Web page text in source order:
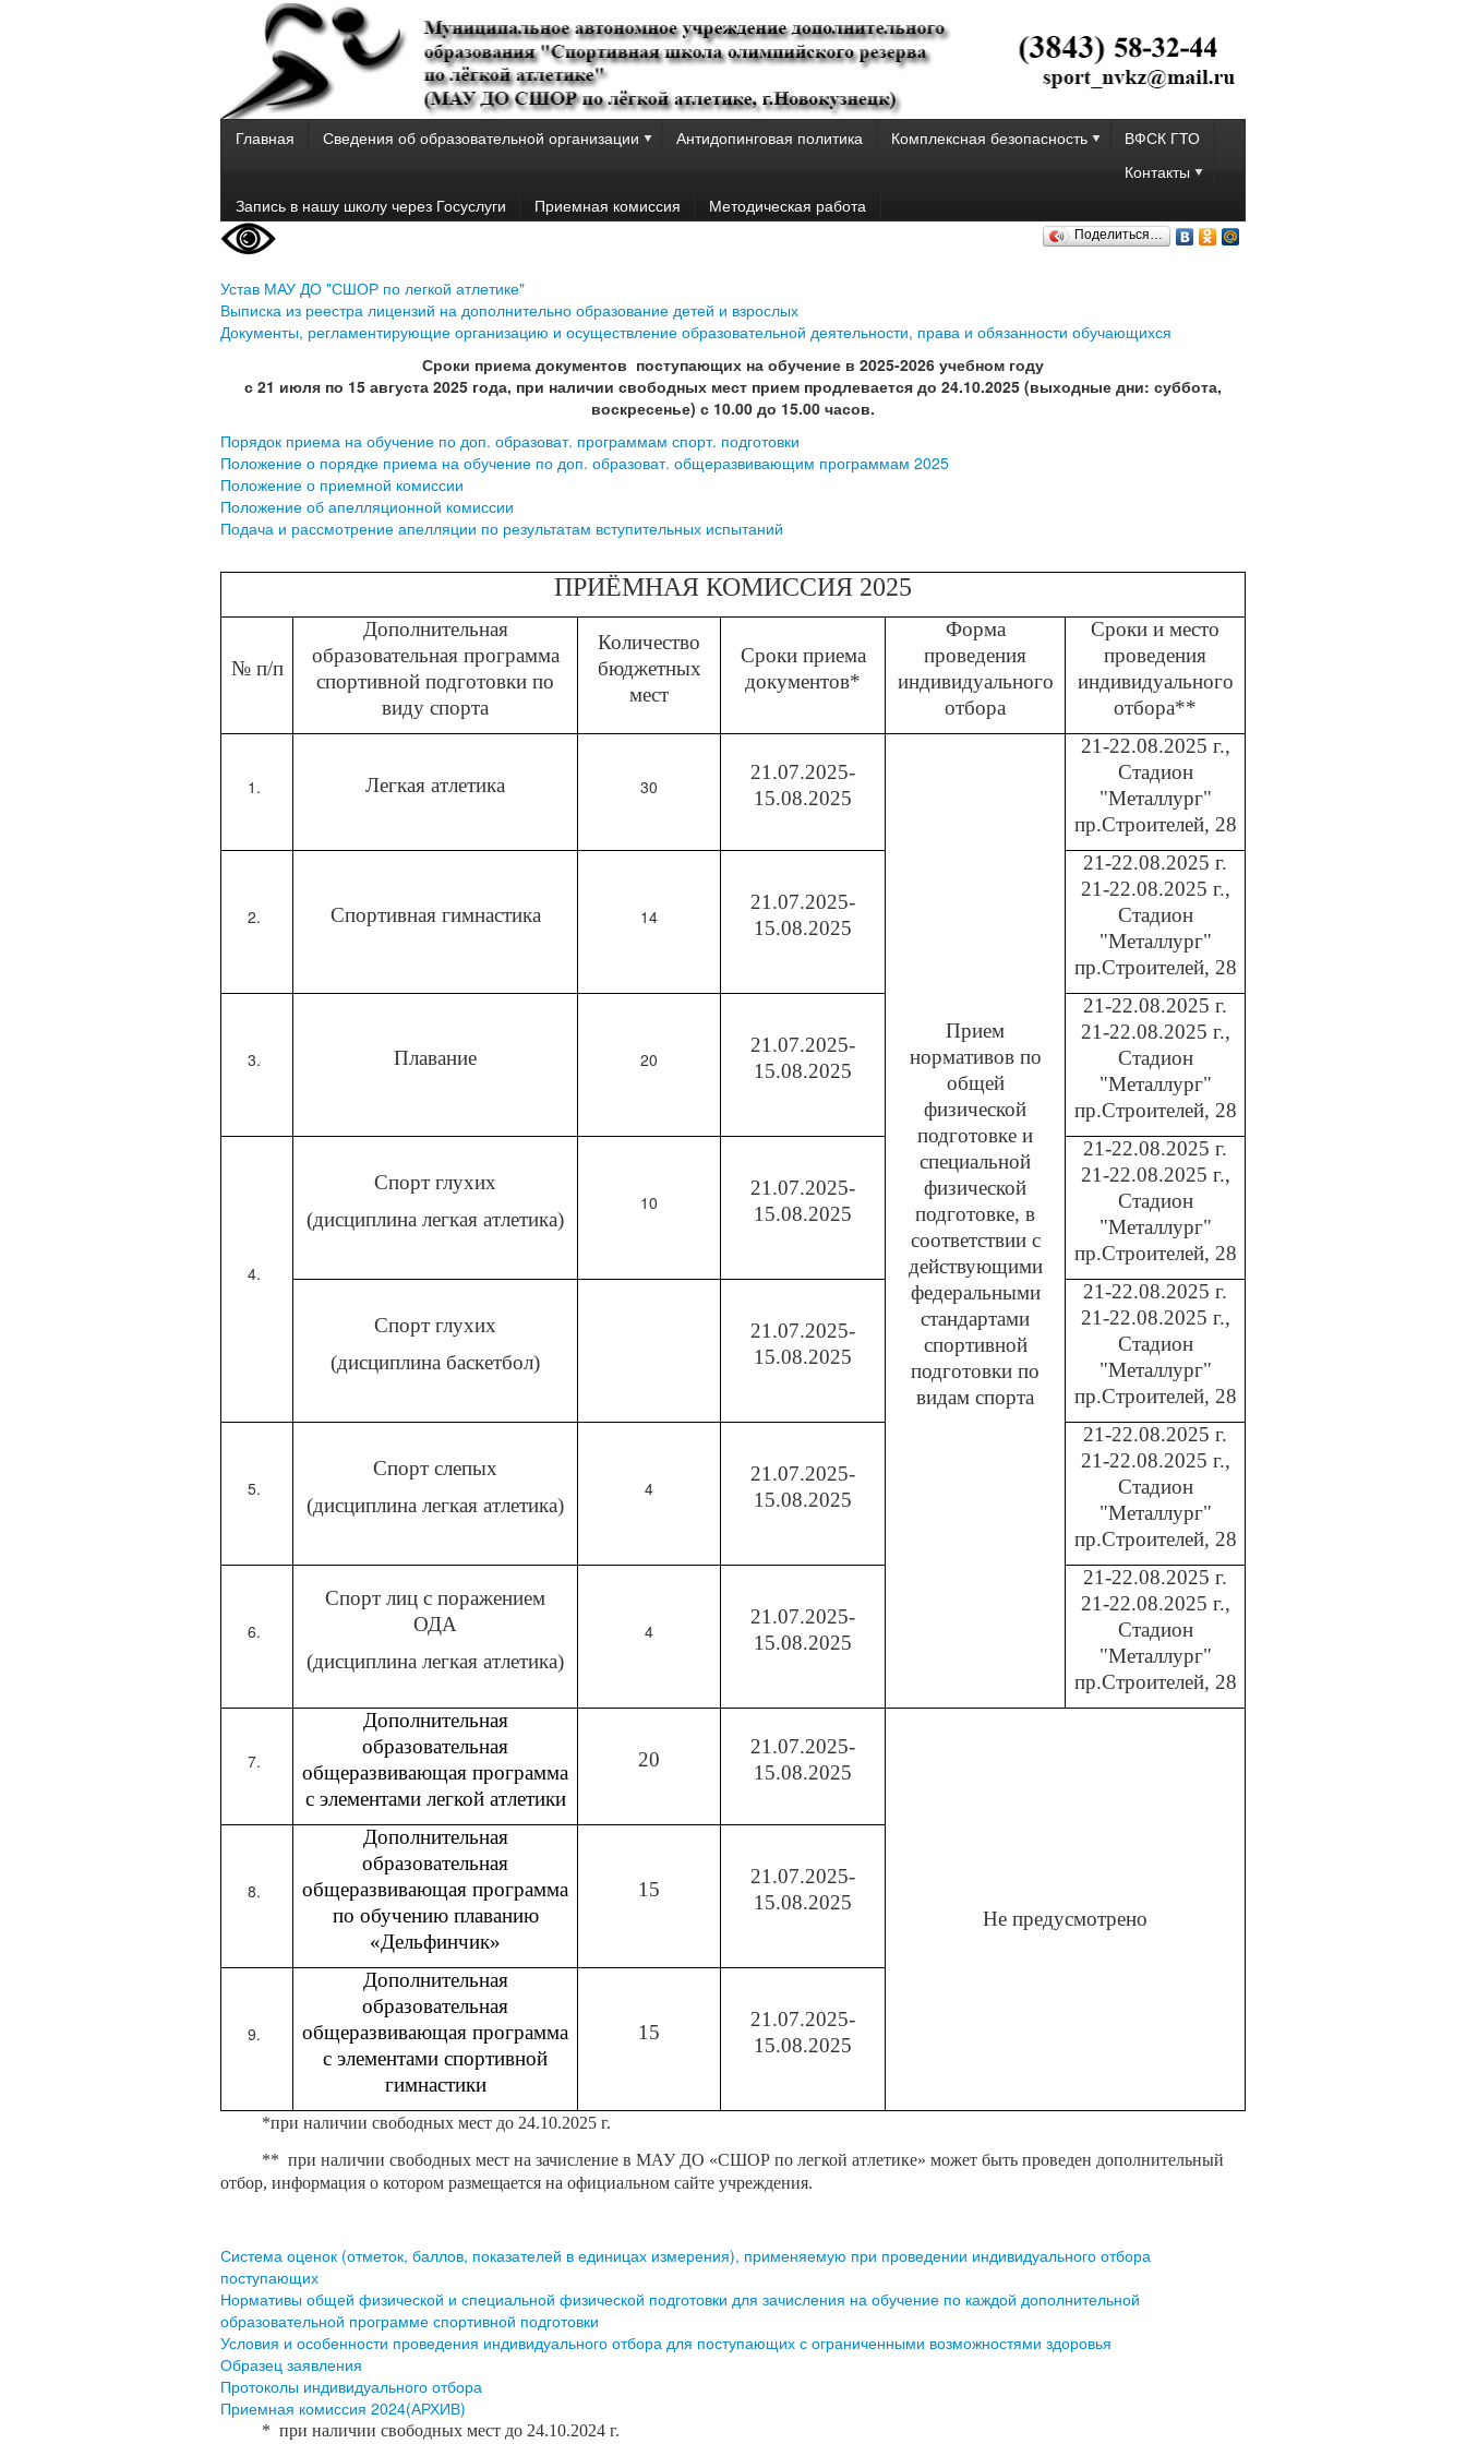
Главная Сведения об образовательной организации Антидопинговая политика Комплексная безопасность
ВФСК ГТО
Контакты
Запись в нашу школу через Госуслуги
Приемная комиссия Методическая работа
Поделиться…
Устав МАУ ДО "СШОР по легкой атлетике"
Выписка из реестра лицензий на дополнительно образование детей и взрослых
Документы, регламентирующие организацию и осуществление образовательной деятельности, права и обязанности обучающихся
Сроки приема документов поступающих на обучение в 2025-2026 учебном году
с 21 июля по 15 августа 2025 года, при наличии свободных мест прием продлевается до 24.10.2025 (выходные дни: суббота,
воскресенье) с 10.00 до 15.00 часов.
Порядок приема на обучение по доп. образоват. программам спорт. подготовки
Положение о порядке приема на обучение по доп. образоват. общеразвивающим программам 2025
Положение о приемной комиссии
Положение об апелляционной комиссии
Подача и рассмотрение апелляции по результатам вступительных испытаний
ПРИЁМНАЯ КОМИССИЯ 2025
№ п/п
Дополнительная
образовательная программа
спортивной подготовки по
виду спорта
Количество
бюджетных
мест
Сроки приема
документов*
Форма
проведения
индивидуального
отбора
Сроки и место
проведения
индивидуального
отбора**
Легкая атлетика 30
21.07.2025-
15.08.2025
Прием
нормативов по
общей
физической
подготовке и
специальной
физической
подготовке, в
соответствии с
действующими
федеральными
стандартами
спортивной
подготовки по
видам спорта
21-22.08.2025 г.,
Стадион
"Металлург"
пр.Строителей, 28
Спортивная гимнастика 14
21.07.2025-
15.08.2025
21-22.08.2025 г.
21-22.08.2025 г.,
Стадион
"Металлург"
пр.Строителей, 28
Плавание 20
21.07.2025-
15.08.2025
21-22.08.2025 г.
21-22.08.2025 г.,
Стадион
"Металлург"
пр.Строителей, 28
Спорт глухих
(дисциплина легкая атлетика)
10
21.07.2025-
15.08.2025
21-22.08.2025 г.
21-22.08.2025 г.,
Стадион
"Металлург"
пр.Строителей, 28
Спорт глухих
(дисциплина баскетбол)
21.07.2025-
15.08.2025
21-22.08.2025 г.
21-22.08.2025 г.,
Стадион
"Металлург"
пр.Строителей, 28
Спорт слепых
(дисциплина легкая атлетика)
4
21.07.2025-
15.08.2025
21-22.08.2025 г.
21-22.08.2025 г.,
Стадион
"Металлург"
пр.Строителей, 28
Спорт лиц с поражением
ОДА
(дисциплина легкая атлетика)
4
21.07.2025-
15.08.2025
21-22.08.2025 г.
21-22.08.2025 г.,
Стадион
"Металлург"
пр.Строителей, 28
Дополнительная
образовательная
общеразвивающая программа
с элементами легкой атлетики
20
21.07.2025-
15.08.2025
Не предусмотрено
Дополнительная
образовательная
общеразвивающая программа
по обучению плаванию
«Дельфинчик»
15
21.07.2025-
15.08.2025
Дополнительная
образовательная
общеразвивающая программа
с элементами спортивной
гимнастики
15
21.07.2025-
15.08.2025
*при наличии свободных мест до 24.10.2025 г.
** при наличии свободных мест на зачисление в МАУ ДО «СШОР по легкой атлетике» может быть проведен дополнительный
отбор, информация о котором размещается на официальном сайте учреждения.
Система оценок (отметок, баллов, показателей в единицах измерения), применяемую при проведении индивидуального отбора
поступающих
Нормативы общей физической и специальной физической подготовки для зачисления на обучение по каждой дополнительной
образовательной программе спортивной подготовки
Условия и особенности проведения индивидуального отбора для поступающих с ограниченными возможностями здоровья
Образец заявления
Протоколы индивидуального отбора
Приемная комиссия 2024(АРХИВ)
* при наличии свободных мест до 24.10.2024 г.